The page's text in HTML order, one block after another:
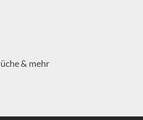
& mehr